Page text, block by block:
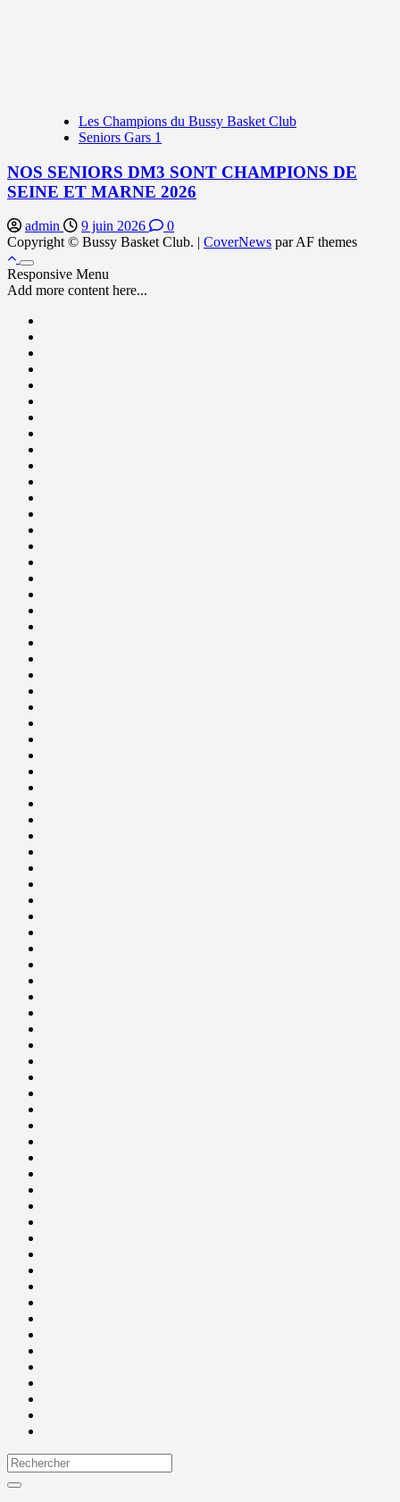
Les Champions du Bussy Basket Club
Seniors Gars 1
NOS SENIORS DM3 SONT CHAMPIONS DE
SEINE ET MARNE 2026
admin 9 juin 2026
0
Copyright © Bussy Basket Club. | CoverNews par AF themes
Responsive Menu
Add more content here...